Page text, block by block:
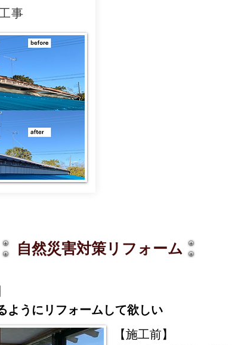
事
​自然災害対策リフォーム
ようにリフォームして欲しい
【施工前】